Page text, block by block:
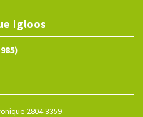
Igloos
2804-3359